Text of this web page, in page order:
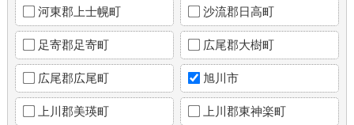
河東郡上士幌町 沙流郡日高町
足寄郡足寄町 広尾郡大樹町
広尾郡広尾町 旭川市
上川郡美瑛町 上川郡東神楽町